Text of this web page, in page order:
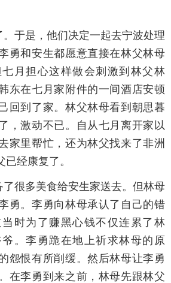
于是，他们决定一起去宁波处理
勇和安生都愿意直接在林父林母
月担心这样做会刺激到林父林
东在七月家附件的一间酒店安顿
回到了家。林父林母看到朝思暮
，激动不已。自从七月离开家以
家里帮忙，还为林父找来了非洲
经康复了。
很多美食给安生家送去。但林母
勇。李勇向林母承认了自己的错
时为了赚黑心钱不仅连累了林
。李勇跪在地上祈求林母的原
怨恨有所削缓。然后林母让李勇
在李勇到来之前，林母先跟林父